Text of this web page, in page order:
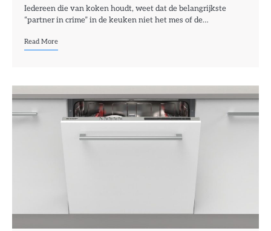
Iedereen die van koken houdt, weet dat de belangrijkste
“partner in crime” in de keuken niet het mes of de…
Read More